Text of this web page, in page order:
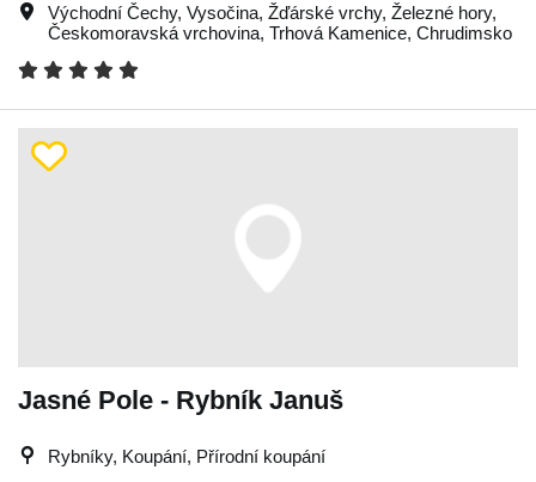
Východní Čechy, Vysočina, Žďárské vrchy, Železné hory,
Českomoravská vrchovina, Trhová Kamenice, Chrudimsko
Jasné Pole - Rybník Januš
Rybníky, Koupání, Přírodní koupání